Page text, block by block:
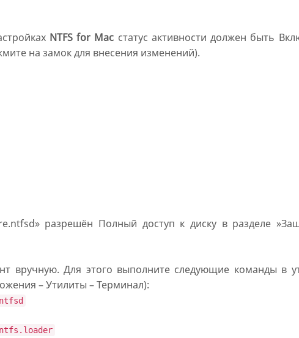
NTFS for Mac статус активности должен быть
на замок для внесения изменений).
разрешён Полный доступ к диску в разделе
вручную. Для этого выполните следующие команды в
– Утилиты – Терминал):